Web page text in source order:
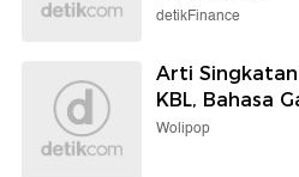
detikFinance
Arti Singkatan
KBL, Bahasa
Wolipop